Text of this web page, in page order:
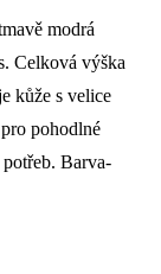
modrá
Celková výška
kůže s velice
pohodlné
Barva-